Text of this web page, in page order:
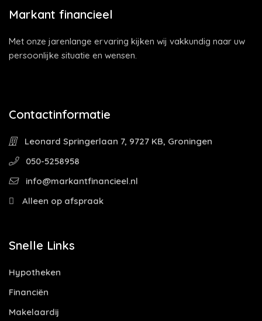
Markant financieel
Met onze jarenlange ervaring kijken wij vakkundig naar uw
persoonlijke situatie en wensen.
Contactinformatie
Leonard Springerlaan 7, 9727 KB, Groningen
050-5258958
info@markantfinancieel.nl
Alleen op afspraak
Snelle Links
Hypotheken
Financiën
Makelaardij